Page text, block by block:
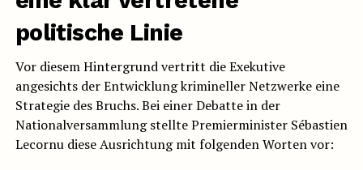
politische Linie
Vor diesem Hintergrund vertritt die Exekutive
angesichts der Entwicklung krimineller Netzwerke eine
Strategie des Bruchs. Bei einer Debatte in der
Nationalversammlung stellte Premierminister Sébastien
Lecornu diese Ausrichtung mit folgenden Worten vor: